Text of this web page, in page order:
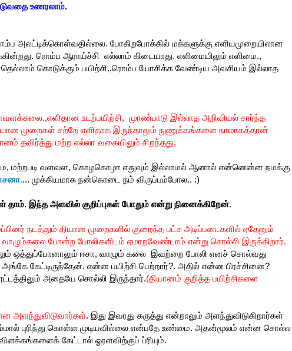
உணரலாம்.
அலட்டிக்கொள்வதில்லை. போகிறபோக்கில் மக்களுக்கு எளியமுறையிலான
ரொம்ப ஆராய்ச்சி எல்லாம் கிடையாது. எளிமையிலும் எளிமை.,
கொடுக்கும் பயிற்சி.,ரொம்ப யோசிக்க வேண்டிய அவசியம் இல்லாத
உடற்பயிற்சி, முரண்பாடு இல்லாத அறிவியல் சார்ந்த
முறைகள் சற்றே எளிதாக இருந்தாலும் நுணுக்கங்களை நாமாகத்தான்
தவிர்த்து மற்ற எல்லா வகையிலும் சிறந்தது,
மற்றபடி வளவள, கொழகொழா எதுவும் இல்லாமல் ஆனால் என்னென்ன நமக்கு
.... முக்கியமாக நன்கொடை நம் விருப்பம்போல.. :)
தாம். இந்த அளவில் குறிப்புகள் போதும் என்று நினைக்கிறேன்.
நடத்தும் தியான முறைகளில் குறைந்த பட்ச அடிப்படைகளில் ஏதேனும்
வாழும்கலை போன்ற போலிகளிடம் ஏமாறவேண்டாம் என்று சொல்லி இருக்கிறார்.
ஒத்துப்போனாலும் ஈசா, வாழும் கலை இவற்றை போலி எனச் சொல்வது
கேட்டிருந்தேன். என்ன பயிற்சி பெற்றார்?. அதில் என்ன பிரச்சினை?
அதையே சொல்லி இருந்தார்.(தியானம் குறித்த பயிற்சிகளை
அளந்துவிடுவார்கள். இது இவரது கருத்து என்றாலும் அளந்துவிடுகிறார்கள்
புரிந்து கொள்ள முடியவில்லை என்பதே உண்மை. அதன்மூலம் என்ன சொல்ல
கேட்டால் ஓரளவிற்குப் ப்ரியும்.